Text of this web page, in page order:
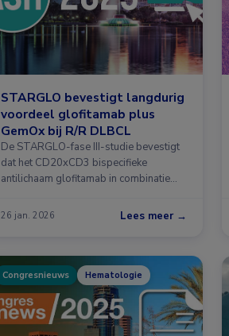
STARGLO bevestigt langdurig
voordeel glofitamab plus
GemOx bij R/R DLBCL
De STARGLO-fase III-studie bevestigt
dat het CD20xCD3 bispecifieke
antilichaam glofitamab in combinatie
26 jan. 2026 Lees meer →
Congresnieuws Hematologie